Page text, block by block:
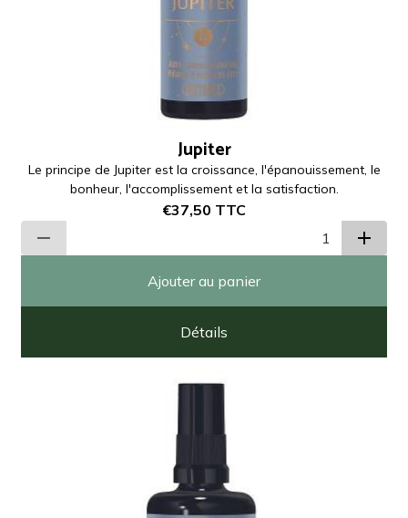
Jupiter
Le principe de Jupiter est la croissance, l'épanouissement, le
bonheur, l'accomplissement et la satisfaction.
€37,50 TTC
Ajouter au panier
Détails